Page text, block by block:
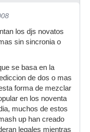
los djs novatos
sin sincronia o
se basa en la
de dos o mas
forma de mezclar
en los noventa
muchos de estos
up han creado
legales mientras